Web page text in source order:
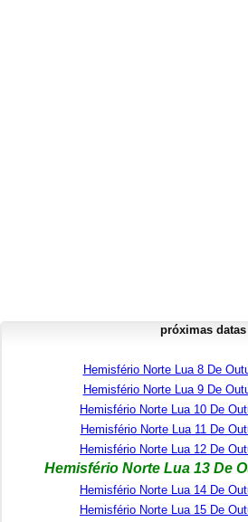
próximas datas
Hemisfério Norte Lua 8 De
Hemisfério Norte Lua 9 De
Hemisfério Norte Lua 10 De
Hemisfério Norte Lua 11 De
Hemisfério Norte Lua 12 De
Hemisfério Norte Lua 13 De
Hemisfério Norte Lua 14 De
Hemisfério Norte Lua 15 De